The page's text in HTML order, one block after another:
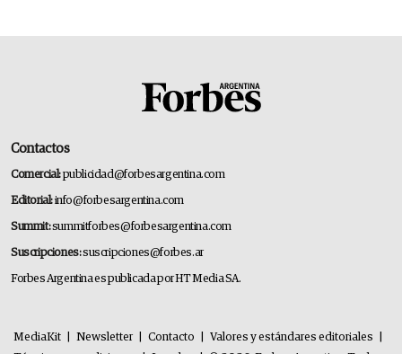
Contactos
Comercial:publicidad@forbesargentina.com
Editorial:info@forbesargentina.com
Summit:summitforbes@forbesargentina.com
Suscripciones:suscripciones@forbes.ar
Forbes Argentina es publicada por HT Media SA.
MediaKit Newsletter Contacto Valores y estándares editoriales